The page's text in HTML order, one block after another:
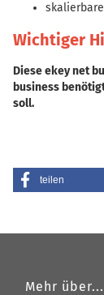
Wichtiger
Diese ekey net
business
soll.
teilen
Mehr über...